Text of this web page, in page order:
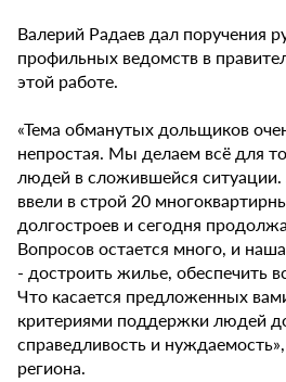
Валерий Радаев дал поручения
профильных ведомств в
этой работе.
«Тема обманутых дольщиков
непростая. Мы делаем всё для
людей в сложившейся ситуации.
ввели в строй 20
долгостроев и сегодня
Вопросов остается много, и
- достроить жилье, обеспечить
Что касается предложенных
критериями поддержки людей
справедливость и
региона.